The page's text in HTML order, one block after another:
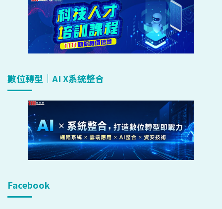
數位轉型｜AI X系統整合
Facebook